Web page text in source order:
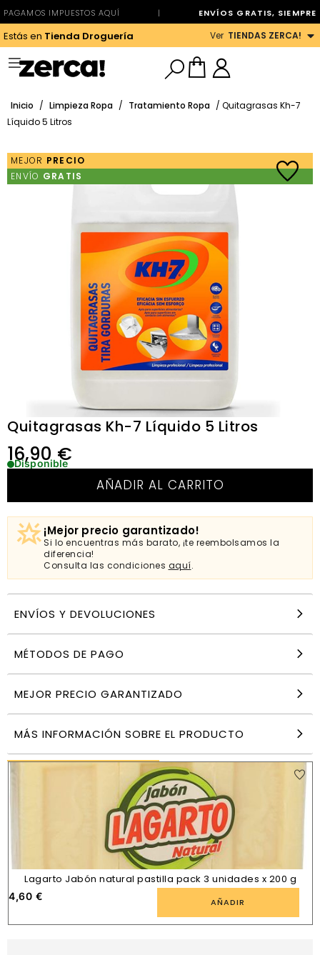
PAGAMOS IMPUESTOS AQUÍ | ENVÍOS GRATIS, SIEMPRE
Estás en Tienda Droguería Ver TIENDAS ZERCA!
Inicio / Limpieza Ropa / Tratamiento Ropa / Quitagrasas Kh-7
Líquido 5 Litros
MEJOR PRECIO
ENVÍO GRATIS
Quitagrasas Kh-7 Líquido 5 Litros
16,90€
Disponible
AÑADIR AL CARRITO
¡Mejor precio garantizado!
Si lo encuentras más barato, ¡te reembolsamos la
diferencia!
Consulta las condiciones aquí.
ENVÍOS Y DEVOLUCIONES
MÉTODOS DE PAGO
MEJOR PRECIO GARANTIZADO
MÁS INFORMACIÓN SOBRE EL PRODUCTO
16,90€
AÑADIR
PRODUCTOS SIMILARES
Lagarto Jabón natural pastilla pack 3 unidades x 200 g
4,60 € AÑADIR